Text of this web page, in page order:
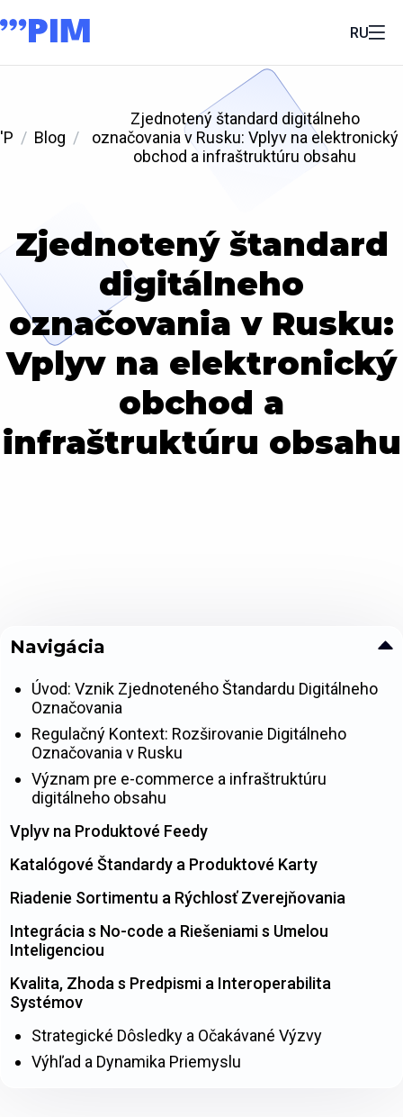
RU
'P Blog
Zjednotený štandard digitálneho
označovania v Rusku: Vplyv na elektronický
obchod a infraštruktúru obsahu
Zjednotený štandard
digitálneho
označovania v Rusku:
Vplyv na elektronický
obchod a
infraštruktúru obsahu
Navigácia
Úvod: Vznik Zjednoteného Štandardu Digitálneho
Označovania
Regulačný Kontext: Rozširovanie Digitálneho
Označovania v Rusku
Význam pre e-commerce a infraštruktúru
digitálneho obsahu
Vplyv na Produktové Feedy
Katalógové Štandardy a Produktové Karty
Riadenie Sortimentu a Rýchlosť Zverejňovania
Integrácia s No-code a Riešeniami s Umelou
Inteligenciou
Kvalita, Zhoda s Predpismi a Interoperabilita
Systémov
Strategické Dôsledky a Očakávané Výzvy
Výhľad a Dynamika Priemyslu